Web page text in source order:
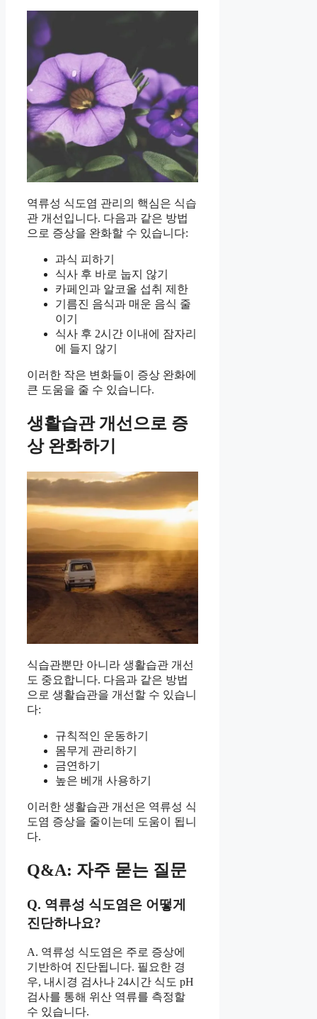
역류성 식도염 관리의 핵심은 식습
관 개선입니다. 다음과 같은 방법
으로 증상을 완화할 수 있습니다:
과식 피하기
식사 후 바로 눕지 않기
카페인과 알코올 섭취 제한
기름진 음식과 매운 음식 줄
이기
식사 후 2시간 이내에 잠자리
에 들지 않기
이러한 작은 변화들이 증상 완화에
큰 도움을 줄 수 있습니다.
생활습관 개선으로 증
상 완화하기
식습관뿐만 아니라 생활습관 개선
도 중요합니다. 다음과 같은 방법
으로 생활습관을 개선할 수 있습니
다:
규칙적인 운동하기
몸무게 관리하기
금연하기
높은 베개 사용하기
이러한 생활습관 개선은 역류성 식
도염 증상을 줄이는데 도움이 됩니
다.
Q&A: 자주 묻는 질문
Q. 역류성 식도염은 어떻게
진단하나요?
A. 역류성 식도염은 주로 증상에
기반하여 진단됩니다. 필요한 경
우, 내시경 검사나 24시간 식도 pH
검사를 통해 위산 역류를 측정할
수 있습니다.